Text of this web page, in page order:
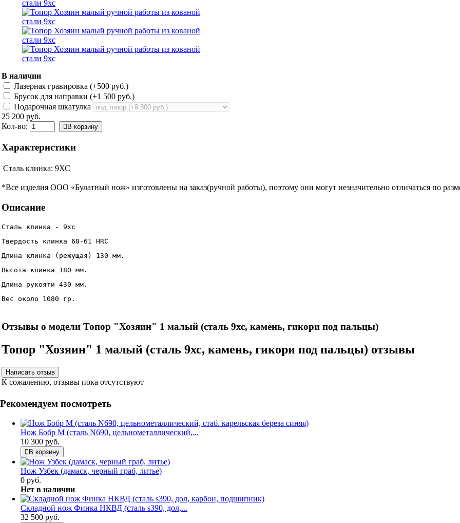
В наличии
Лазерная гравировка (+500 руб.)
Брусок для направки (+1 500 руб.)
Подарочная шкатулка
25 200 руб.
Кол-во:
В корзину
Характеристики
Сталь клинка: 9ХС
*Все изделия ООО «Булатный нож» изготовлены на заказ(ручной работы), поэтому они могут незначительно отличаться по
Описание
Сталь клинка - 9хс
Твердость клинка 60-61 HRC
Длина клинка (режущая) 130 мм.
Высота клинка 180 мм.
Длина рукояти 430 мм.
Вес около 1080 гр.
Отзывы о модели Топор "Хозяин" 1 малый (сталь 9хс, камень, гикори под пальцы)
Топор "Хозяин" 1 малый (сталь 9хс, камень, гикори под пальцы) отзывы
К сожалению, отзывы пока отсутствуют
Рекомендуем посмотреть
Нож Бобр М (сталь N690, цельнометаллический,...
10 300 руб.
В корзину
Нож Узбек (дамаск, черный граб, литье)
0 руб.
Нет в наличии
Складной нож Финка НКВД (сталь s390, дол,...
32 500 руб.